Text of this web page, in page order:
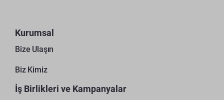
Kurumsal
Bize Ulaşın
Biz Kimiz
İş Birlikleri ve Kampanyalar